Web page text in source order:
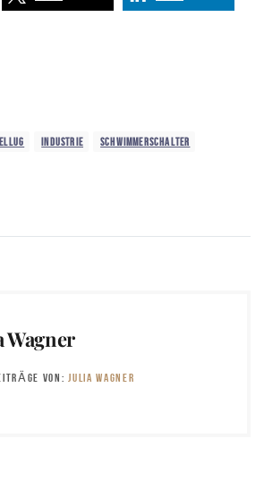
INDUSTRIE SCHWIMMERSCHALTER
Wagner
VON: JULIA WAGNER